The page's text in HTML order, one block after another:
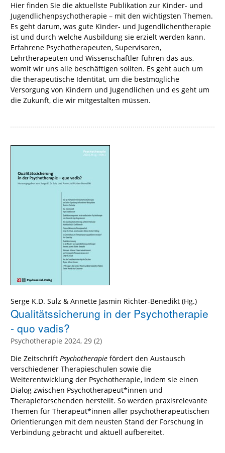
Hier finden Sie die aktuellste Publikation zur Kinder- und
Jugendlichenpsychotherapie – mit den wichtigsten Themen.
Es geht darum, was gute Kinder- und Jugendlichentherapie
ist und durch welche Ausbildung sie erzielt werden kann.
Erfahrene Psychotherapeuten, Supervisoren,
Lehrtherapeuten und Wissenschaftler führen das aus,
womit wir uns alle beschäftigen sollten. Es geht auch um
die therapeutische Identität, um die bestmögliche
Versorgung von Kindern und Jugendlichen und es geht um
die Zukunft, die wir mitgestalten müssen.
Serge K.D. Sulz & Annette Jasmin Richter-Benedikt (Hg.)
Qualitätssicherung in der Psychotherapie
- quo vadis?
Psychotherapie 2024, 29 (2)
Die Zeitschrift Psychotherapie fördert den Austausch
verschiedener Therapieschulen sowie die
Weiterentwicklung der Psychotherapie, indem sie einen
Dialog zwischen Psychotherapeut*innen und
Therapieforschenden herstellt. So werden praxisrelevante
Themen für Therapeut*innen aller psychotherapeutischen
Orientierungen mit dem neusten Stand der Forschung in
Verbindung gebracht und aktuell aufbereitet.